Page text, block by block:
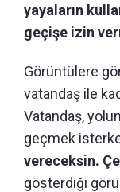
yayaların
geçişe izin
Görüntülere
vatandaş ile
Vatandaş,
geçmek
vereceksin.
gösterdiği